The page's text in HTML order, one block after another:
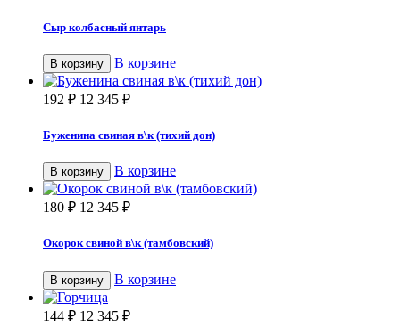
Сыр колбасный янтарь
В корзину В корзине
192 ₽ 12 345 ₽
Буженина свиная в\к (тихий дон)
В корзину В корзине
180 ₽ 12 345 ₽
Окорок свиной в\к (тамбовский)
В корзину В корзине
144 ₽ 12 345 ₽